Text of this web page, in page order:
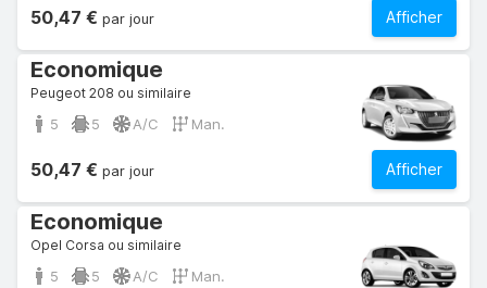
Afficher
50,47 € par jour
Economique
Peugeot 208 ou similaire
5 5 A/C Man.
Afficher
50,47 € par jour
Economique
Opel Corsa ou similaire
5 5 A/C Man.